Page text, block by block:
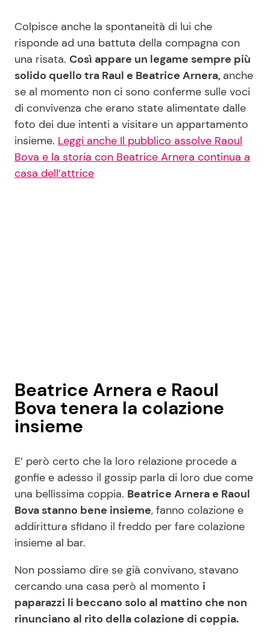
Contattaci
Pubblicità
Privacy Policy
Colpisce anche la spontaneità di lui che
risponde ad una battuta della compagna con
una risata. Così appare un legame sempre più
solido quello tra Raul e Beatrice Arnera, anche
se al momento non ci sono conferme sulle voci
di convivenza che erano state alimentate dalle
foto dei due intenti a visitare un appartamento
insieme. Leggi anche Il pubblico assolve Raoul
Bova e la storia con Beatrice Arnera continua a
casa dell’attrice
Beatrice Arnera e Raoul
Bova tenera la colazione
insieme
E’ però certo che la loro relazione procede a
gonfie e adesso il gossip parla di loro due come
una bellissima coppia. Beatrice Arnera e Raoul
Bova stanno bene insieme, fanno colazione e
addirittura sfidano il freddo per fare colazione
insieme al bar.
Non possiamo dire se già convivano, stavano
cercando una casa però al momento i
paparazzi li beccano solo al mattino che non
rinunciano al rito della colazione di coppia.